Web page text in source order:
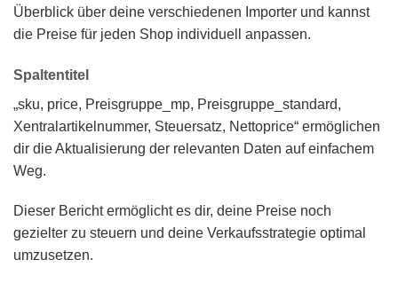
Überblick über deine verschiedenen Importer und kannst
die Preise für jeden Shop individuell anpassen.
Spaltentitel
„sku, price, Preisgruppe_mp, Preisgruppe_standard,
Xentralartikelnummer, Steuersatz, Nettoprice“ ermöglichen
dir die Aktualisierung der relevanten Daten auf einfachem
Weg.
Dieser Bericht ermöglicht es dir, deine Preise noch
gezielter zu steuern und deine Verkaufsstrategie optimal
umzusetzen.